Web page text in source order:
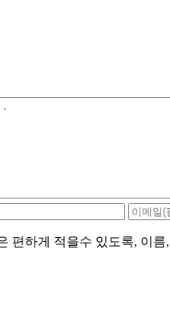
편하게 적을수 있도록, 이